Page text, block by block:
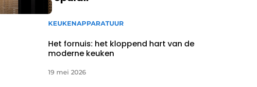
KEUKENAPPARATUUR
Het fornuis: het kloppend hart van de
moderne keuken
19 mei 2026